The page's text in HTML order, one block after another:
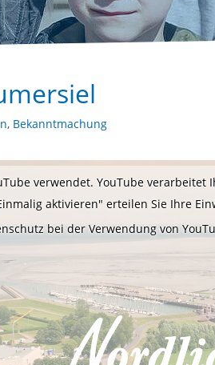
, Bekanntmachung
verwendet. YouTube
aktivieren" erteilen Sie Ihre
bei der Verwendung von